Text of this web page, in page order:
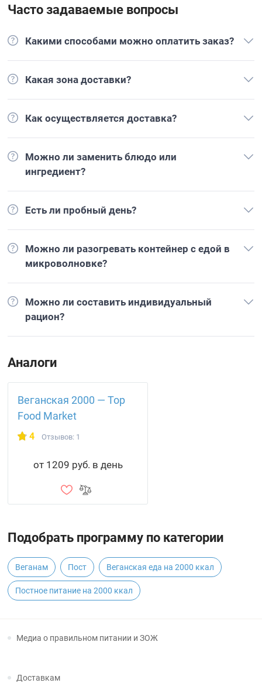
Часто задаваемые вопросы
Какими способами можно оплатить заказ?
Какая зона доставки?
Как осуществляется доставка?
Можно ли заменить блюдо или
ингредиент?
Есть ли пробный день?
Можно ли разогревать контейнер с едой в
микроволновке?
Можно ли составить индивидуальный
рацион?
Аналоги
Веганская 2000 — Top
Food Market
4 Отзывов: 1
от 1209 руб. в день
Подобрать программу по категории
Веганам Пост Веганская еда на 2000 ккал
Постное питание на 2000 ккал
Медиа о правильном питании и ЗОЖ
Доставкам